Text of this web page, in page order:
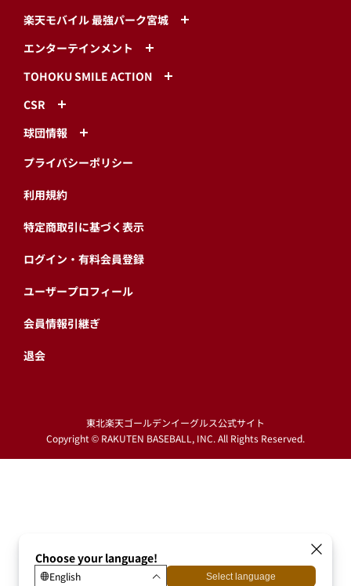
楽天モバイル 最強パーク宮城
エンターテインメント
TOHOKU SMILE ACTION
CSR
球団情報
プライバシーポリシー
利用規約
特定商取引に基づく表示
ログイン・有料会員登録
ユーザープロフィール
会員情報引継ぎ
退会
東北楽天ゴールデンイーグルス公式サイト
Copyright © RAKUTEN BASEBALL, INC. All Rights Reserved.